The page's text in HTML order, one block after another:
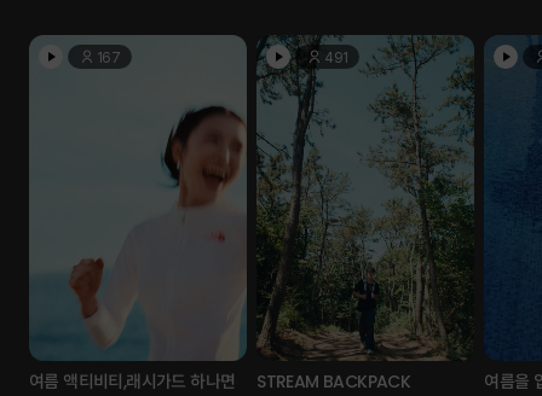
167
여름 액티비티,래시가드 하나면
491
STREAM BACKPACK 여름을